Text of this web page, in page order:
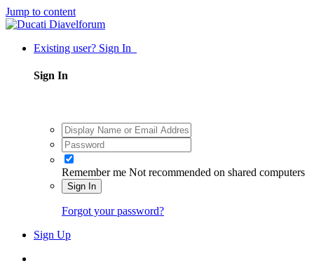
Jump to content
Existing user? Sign In
Sign In
Remember me Not recommended on shared computers
Sign In
Forgot your password?
Sign Up